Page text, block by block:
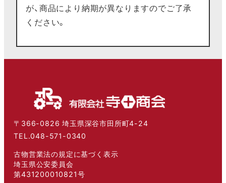
が、商品により納期が異なりますのでご了承
ください。
〒366-0826 埼玉県深谷市田所町4-24
TEL.048-571-0340
古物営業法の規定に基づく表示
埼玉県公安委員会
第431200010821号